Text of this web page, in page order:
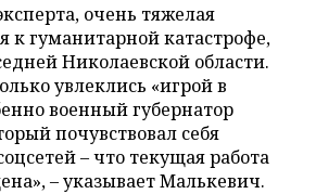
очень тяжелая
к гуманитарной катастрофе,
Николаевской области.
увлеклись «игрой в
военный губернатор
почувствовал себя
– что текущая работа
– указывает Малькевич.